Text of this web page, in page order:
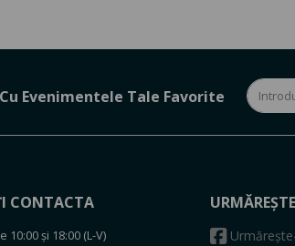
Evenimentele Tale Favorite
CONTACTA
10:00 și 18:00 (L-V)